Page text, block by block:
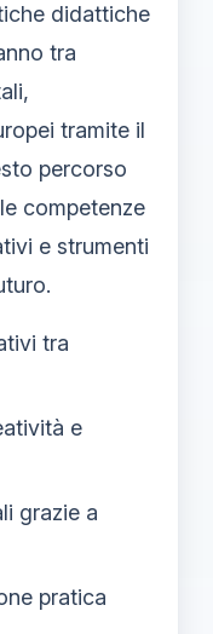
didattiche
tra
tramite il
percorso
competenze
e strumenti
tra
e
grazie a
pratica